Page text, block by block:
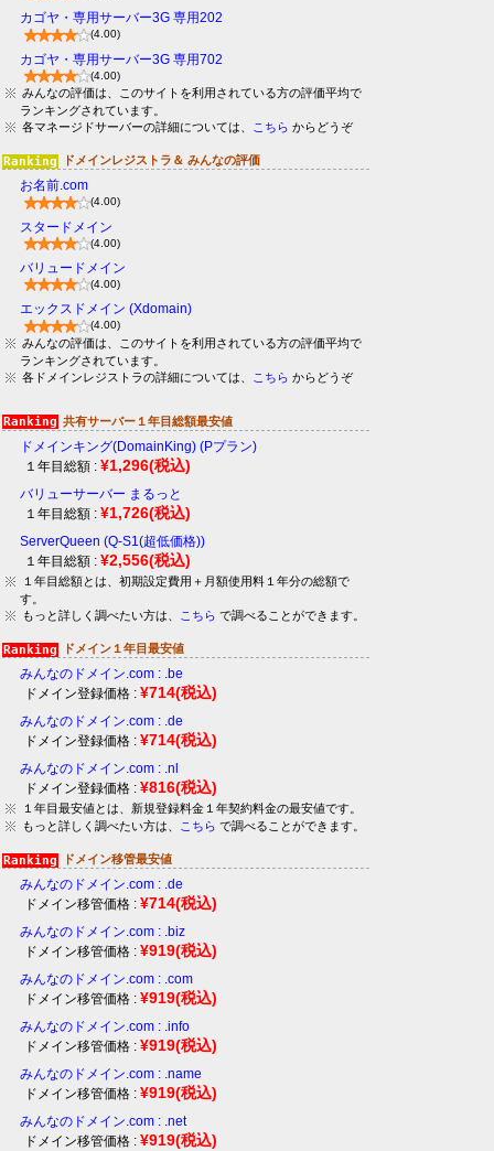
カゴヤ・専用サーバー3G 専用202
(4.00)
カゴヤ・専用サーバー3G 専用702
(4.00)
みんなの評価は、このサイトを利用されている方の評価平均で
ランキングされています。
各マネージドサーバーの詳細については、
こちら からどうぞ
ドメインレジストラ＆ みんなの評価
お名前.com
(4.00)
スタードメイン
(4.00)
バリュードメイン
(4.00)
エックスドメイン (Xdomain)
(4.00)
みんなの評価は、このサイトを利用されている方の評価平均で
ランキングされています。
各ドメインレジストラの詳細については、
こちら からどうぞ
共有サーバー１年目総額最安値
ドメインキング(DomainKing) (Pプラン)
１年目総額 : ¥1,296(税込)
バリューサーバー まるっと
１年目総額 : ¥1,726(税込)
ServerQueen (Q-S1(超低価格))
１年目総額 : ¥2,556(税込)
１年目総額とは、初期設定費用＋月額使用料１年分の総額で
す。
もっと詳しく調べたい方は、
こちら で調べることができます。
ドメイン１年目最安値
みんなのドメイン.com : .be
ドメイン登録価格 : ¥714(税込)
みんなのドメイン.com : .de
ドメイン登録価格 : ¥714(税込)
みんなのドメイン.com : .nl
ドメイン登録価格 : ¥816(税込)
１年目最安値とは、新規登録料金１年契約料金の最安値です。
もっと詳しく調べたい方は、
こちら で調べることができます。
ドメイン移管最安値
みんなのドメイン.com : .de
ドメイン移管価格 : ¥714(税込)
みんなのドメイン.com : .biz
ドメイン移管価格 : ¥919(税込)
みんなのドメイン.com : .com
ドメイン移管価格 : ¥919(税込)
みんなのドメイン.com : .info
ドメイン移管価格 : ¥919(税込)
みんなのドメイン.com : .name
ドメイン移管価格 : ¥919(税込)
みんなのドメイン.com : .net
ドメイン移管価格 : ¥919(税込)